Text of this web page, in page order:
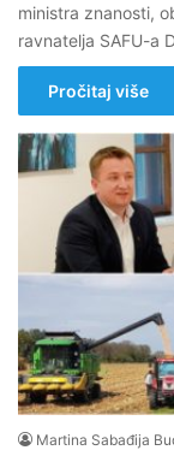
ministra znanosti,
ravnatelja SAFU-a
Pročitaj više
Martina Sabađija